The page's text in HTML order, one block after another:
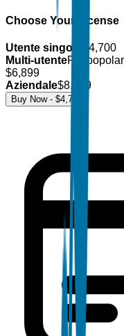
Choose Your License
Utente singolo
4,700
Multi-utentePiù
$6,899
Aziendale$8,499
Buy Now - $4,700